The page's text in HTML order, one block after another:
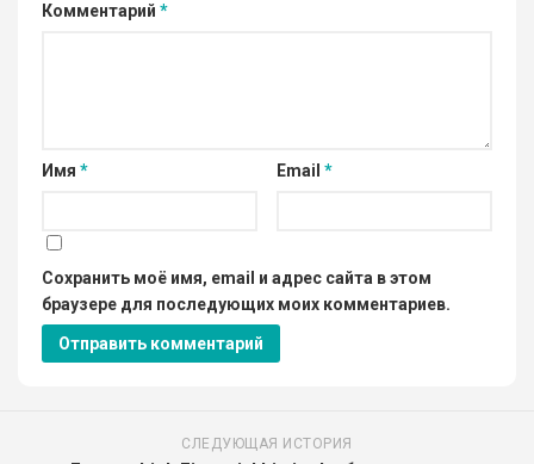
Комментарий *
Имя * Email *
Сохранить моё имя, email и адрес сайта в этом
браузере для последующих моих комментариев.
СЛЕДУЮЩАЯ ИСТОРИЯ